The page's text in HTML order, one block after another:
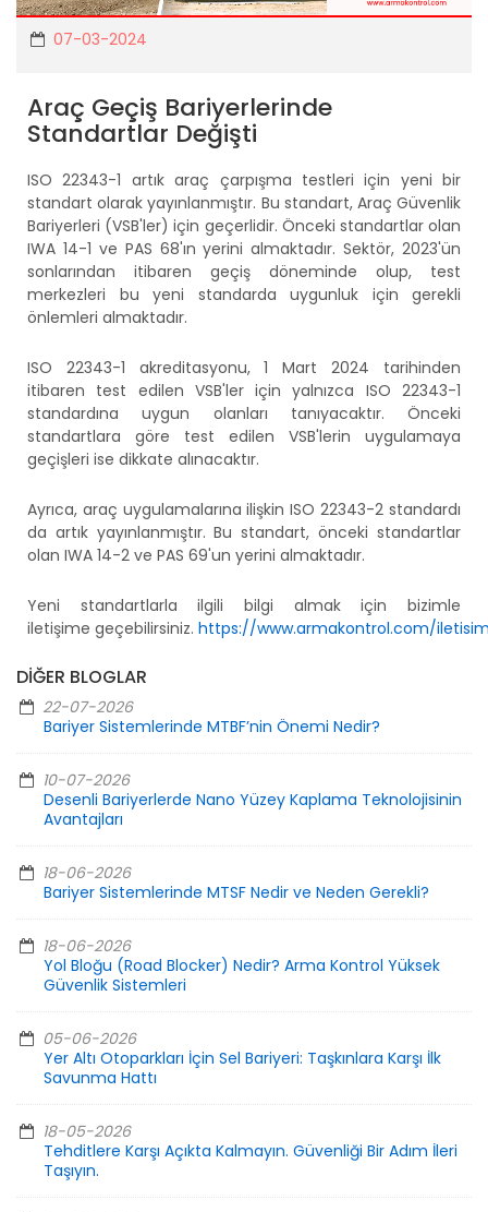
07-03-2024
Araç Geçiş Bariyerlerinde
Standartlar Değişti
ISO 22343-1 artık araç çarpışma testleri için yeni bir
standart olarak yayınlanmıştır. Bu standart, Araç Güvenlik
Bariyerleri (VSB'ler) için geçerlidir. Önceki standartlar olan
IWA 14-1 ve PAS 68'ın yerini almaktadır. Sektör, 2023'ün
sonlarından itibaren geçiş döneminde olup, test
merkezleri bu yeni standarda uygunluk için gerekli
önlemleri almaktadır.
ISO 22343-1 akreditasyonu, 1 Mart 2024 tarihinden
itibaren test edilen VSB'ler için yalnızca ISO 22343-1
standardına uygun olanları tanıyacaktır. Önceki
standartlara göre test edilen VSB'lerin uygulamaya
geçişleri ise dikkate alınacaktır.
Ayrıca, araç uygulamalarına ilişkin ISO 22343-2 standardı
da artık yayınlanmıştır. Bu standart, önceki standartlar
olan IWA 14-2 ve PAS 69'un yerini almaktadır.
Yeni standartlarla ilgili bilgi almak için bizimle
iletişime geçebilirsiniz. https://www.armakontrol.com/
DIĞER BLOGLAR
22-07-2026
Bariyer Sistemlerinde MTBF’nin Önemi Nedir?
10-07-2026
Desenli Bariyerlerde Nano Yüzey Kaplama Teknolojisinin
Avantajları
18-06-2026
Bariyer Sistemlerinde MTSF Nedir ve Neden Gerekli?
18-06-2026
Yol Bloğu (Road Blocker) Nedir? Arma Kontrol Yüksek
Güvenlik Sistemleri
05-06-2026
Yer Altı Otoparkları İçin Sel Bariyeri: Taşkınlara Karşı İlk
Savunma Hattı
18-05-2026
Tehditlere Karşı Açıkta Kalmayın. Güvenliği Bir Adım İleri
Taşıyın.